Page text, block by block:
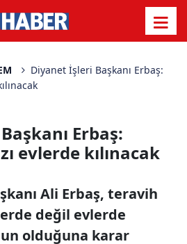
Diyanet İşleri Başkanı Erbaş:
Erbaş:
evlerde kılınacak
Ali Erbaş, teravih
değil evlerde
olduğuna karar